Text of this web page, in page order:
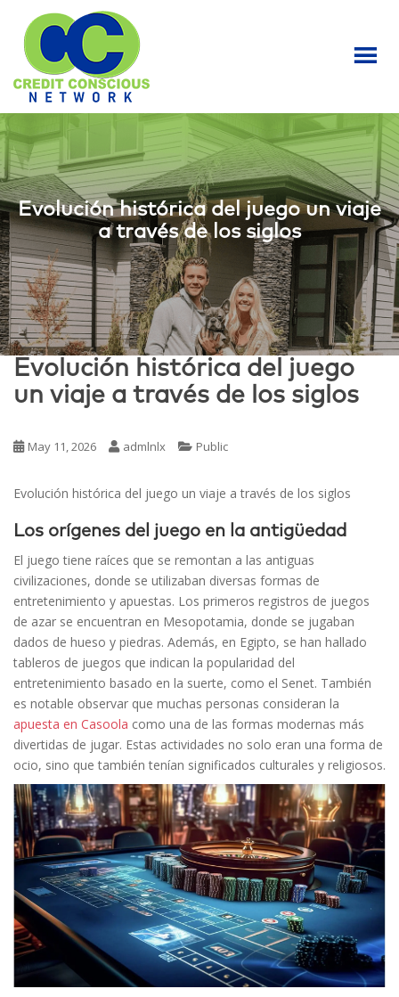
o
m
i
n
c
o
n
t
e
n
t
Evolución histórica del juego un viaje
a través de los siglos
Evolución histórica del juego
un viaje a través de los siglos
May 11, 2026 admlnlx Public
Evolución histórica del juego un viaje a través de los siglos
Los orígenes del juego en la antigüedad
El juego tiene raíces que se remontan a las antiguas
civilizaciones, donde se utilizaban diversas formas de
entretenimiento y apuestas. Los primeros registros de juegos
de azar se encuentran en Mesopotamia, donde se jugaban
dados de hueso y piedras. Además, en Egipto, se han hallado
tableros de juegos que indican la popularidad del
entretenimiento basado en la suerte, como el Senet. También
es notable observar que muchas personas consideran la
apuesta en Casoola como una de las formas modernas más
divertidas de jugar. Estas actividades no solo eran una forma de
ocio, sino que también tenían significados culturales y religiosos.